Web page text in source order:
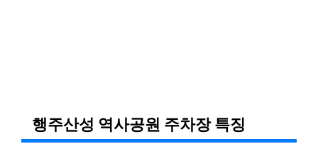
행주산성 역사공원 주차장 특징